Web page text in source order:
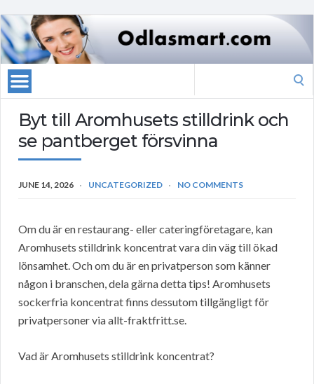
Byt till Aromhusets stilldrink och
se pantberget försvinna
JUNE 14, 2026 UNCATEGORIZED NO COMMENTS
Om du är en restaurang- eller cateringföretagare, kan
Aromhusets stilldrink koncentrat vara din väg till ökad
lönsamhet. Och om du är en privatperson som känner
någon i branschen, dela gärna detta tips! Aromhusets
sockerfria koncentrat finns dessutom tillgängligt för
privatpersoner via allt-fraktfritt.se.
Vad är Aromhusets stilldrink koncentrat?